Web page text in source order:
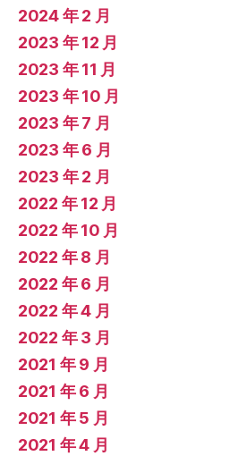
2024 年 2 月
2023 年 12 月
2023 年 11 月
2023 年 10 月
2023 年 7 月
2023 年 6 月
2023 年 2 月
2022 年 12 月
2022 年 10 月
2022 年 8 月
2022 年 6 月
2022 年 4 月
2022 年 3 月
2021 年 9 月
2021 年 6 月
2021 年 5 月
2021 年 4 月